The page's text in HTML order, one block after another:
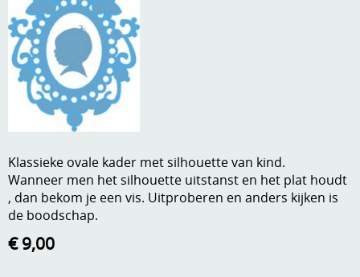
Boeken en magazines
Dies om te stansen
DVD-CD
Embossen
Handige extra's
Hechtingsmaterialen
Hout , MDF, kartonmateriaal, steen
Kleurmateriaal-tekenmateriaal
Mijn account
Info
Anders creatief
Klassieke ovale kader met silhouette van kind.
Wanneer men het silhouette uitstanst en het plat houdt
, dan bekom je een vis. Uitproberen en anders kijken is
de boodschap.
€ 9,00